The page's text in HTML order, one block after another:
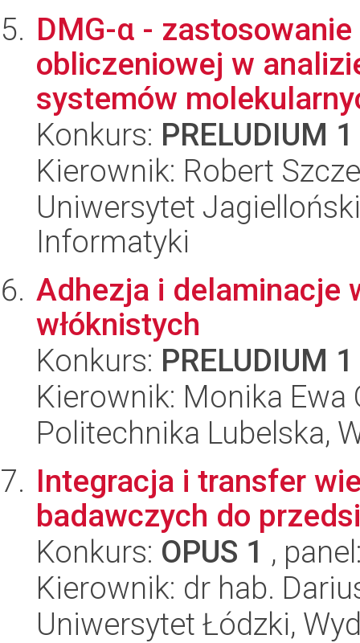
DMG-α -
obliczeniowej w
systemów
Konkurs: PRELUDIUM 1
Kierownik: Robert
Uniwersytet
Informatyki
Adhezja i delaminacje
włóknistych
Konkurs: PRELUDIUM 1
Kierownik: Monika Ewa
Politechnika Lubelska,
Integracja i transfer
badawczych do
Konkurs: OPUS 1 ,
Kierownik: dr hab.
Uniwersytet Łódzki,